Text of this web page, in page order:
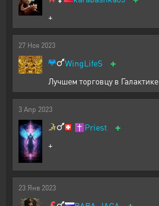
+
27 Ноя 2023
WingLifeS +
Лучшем торговцу в Галактике
3 Апр 2023
✝️Priest +
+
23 Янв 2023